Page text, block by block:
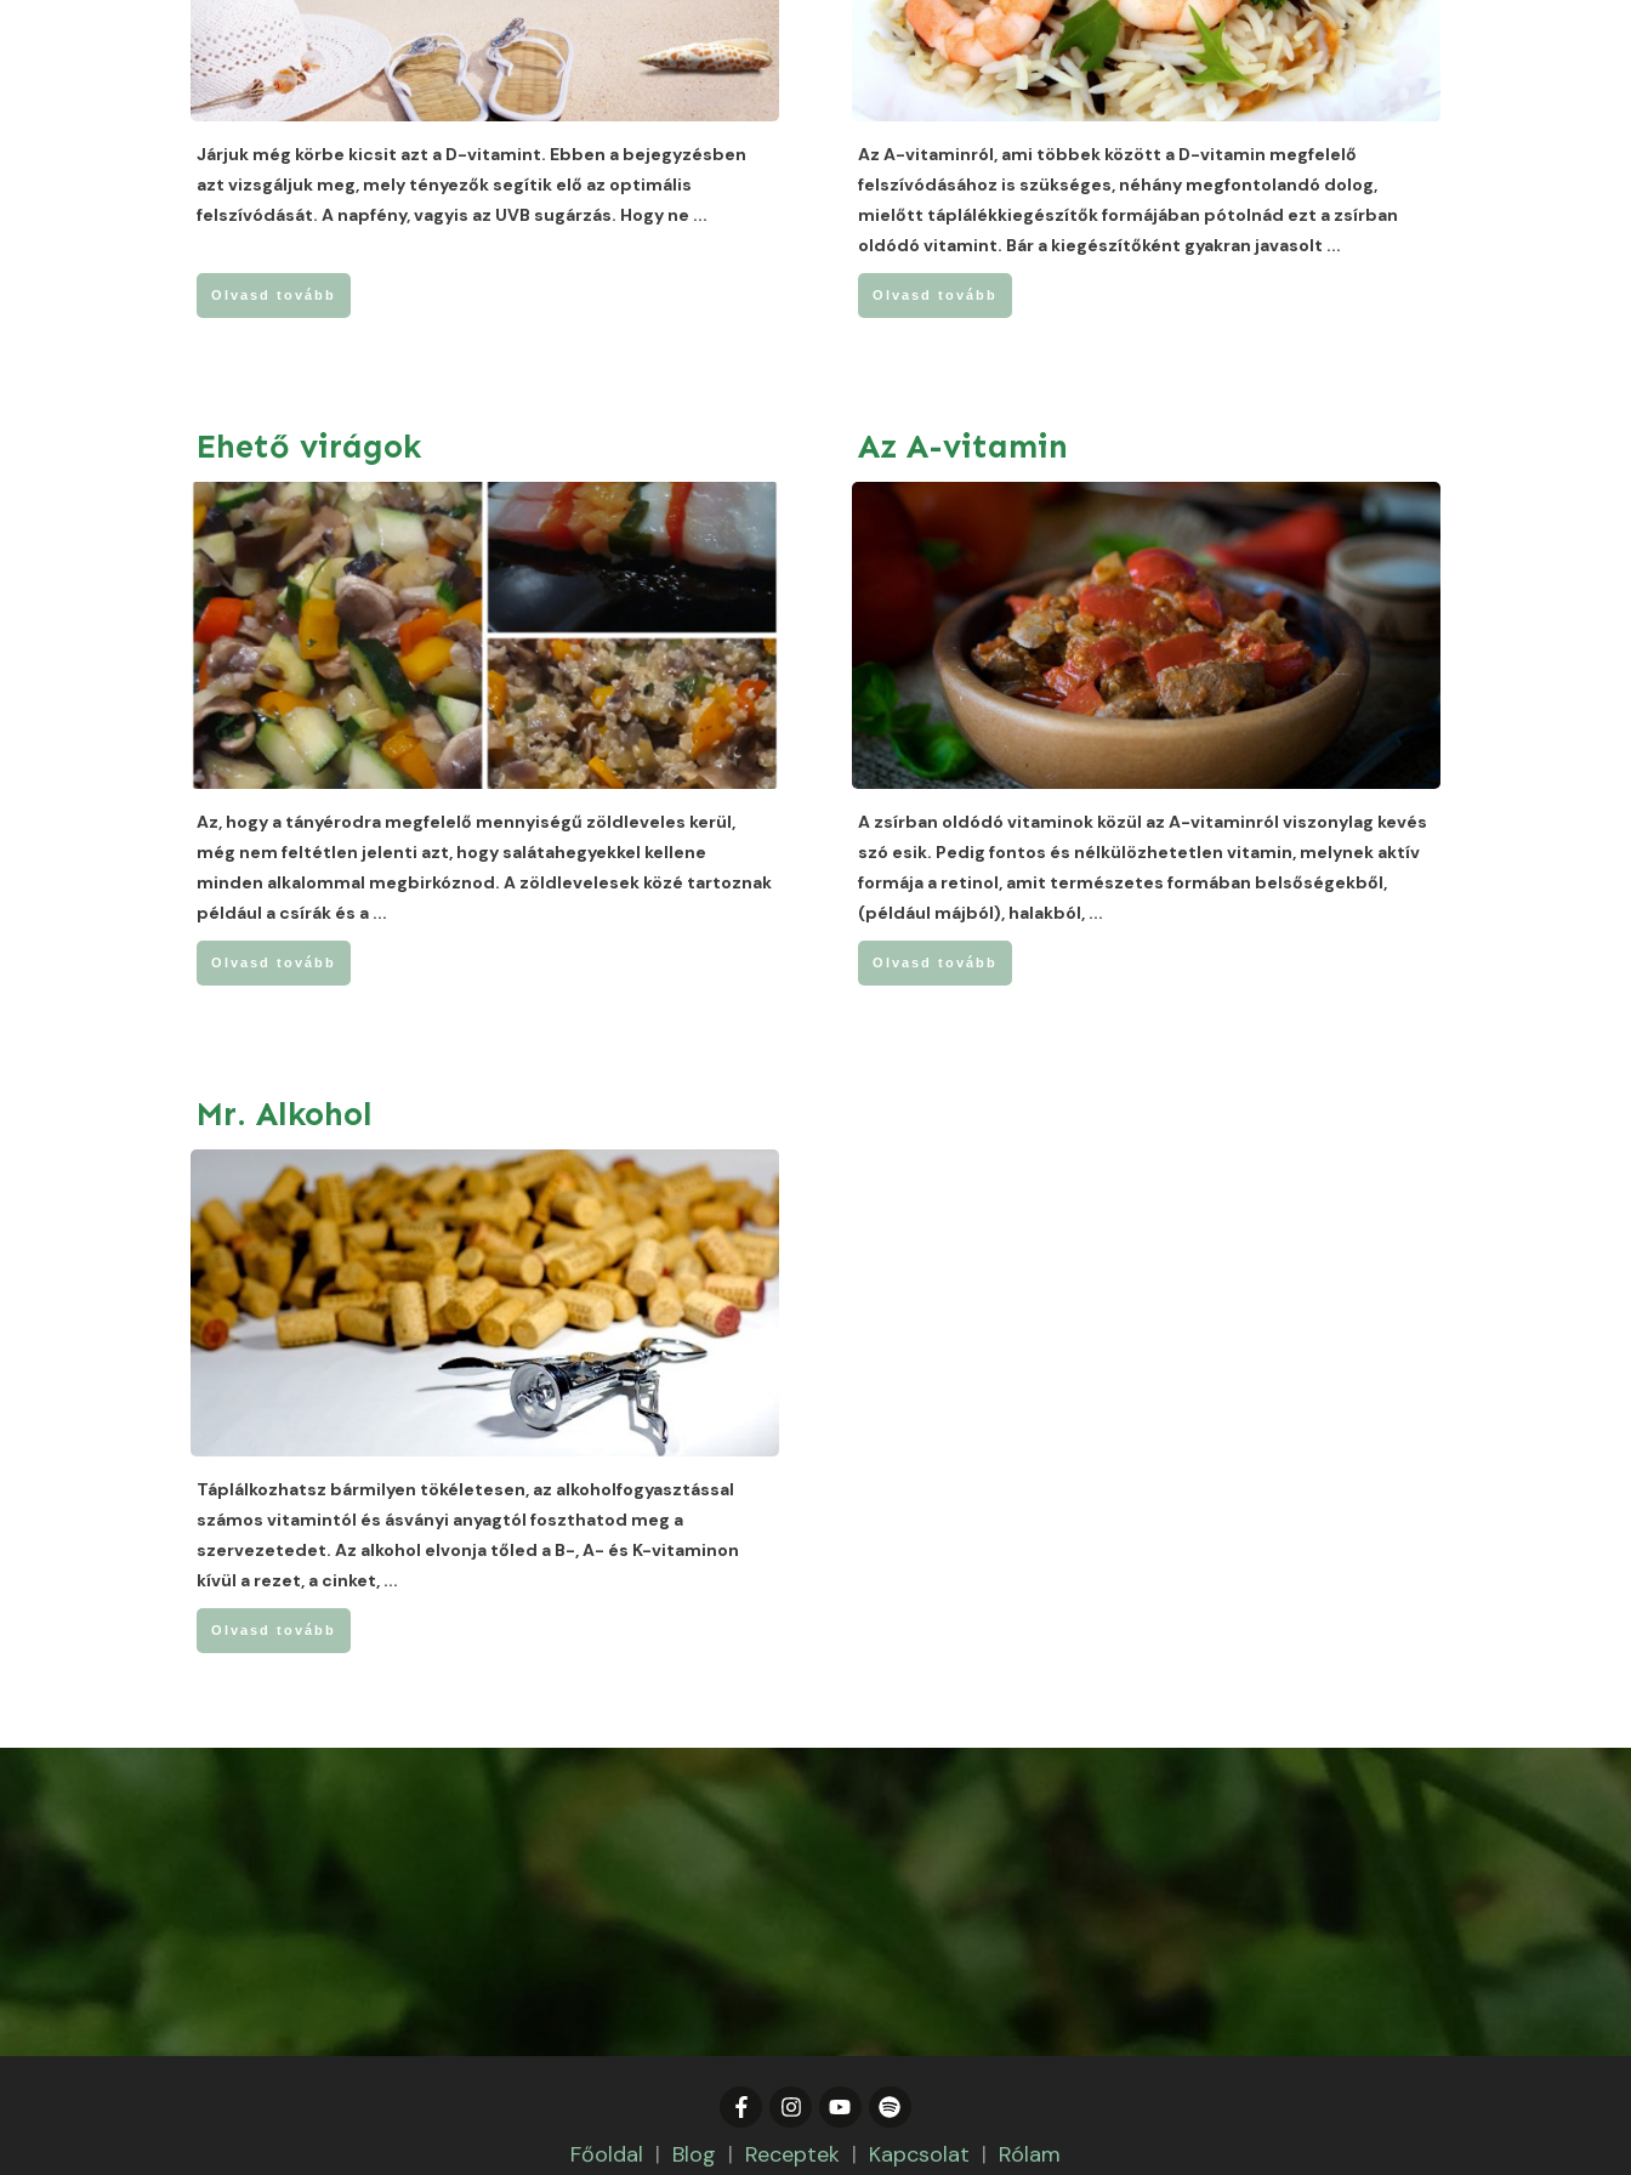
Járjuk még körbe kicsit azt a D-vitamint. Ebben a bejegyzésben
azt vizsgáljuk meg, mely tényezők segítik elő az optimális
felszívódását. A napfény, vagyis az UVB sugárzás. Hogy ne ...
Olvasd tovább
Az A-vitaminról, ami többek között a D-vitamin megfelelő
felszívódásához is szükséges, néhány megfontolandó dolog,
mielőtt táplálékkiegészítők formájában pótolnád ezt a zsírban
oldódó vitamint. Bár a kiegészítőként gyakran javasolt ...
Olvasd tovább
Ehető virágok
Az, hogy a tányérodra megfelelő mennyiségű zöldleveles kerül,
még nem feltétlen jelenti azt, hogy salátahegyekkel kellene
minden alkalommal megbirkóznod. A zöldlevelesek közé tartoznak
például a csírák és a ...
Olvasd tovább
Az A-vitamin
A zsírban oldódó vitaminok közül az A-vitaminról viszonylag kevés
szó esik. Pedig fontos és nélkülözhetetlen vitamin, melynek aktív
formája a retinol, amit természetes formában belsőségekből,
(például májból), halakból, ...
Olvasd tovább
Mr. Alkohol
Táplálkozhatsz bármilyen tökéletesen, az alkoholfogyasztással
számos vitamintól és ásványi anyagtól foszthatod meg a
szervezetedet. Az alkohol elvonja tőled a B-, A- és K-vitaminon
kívül a rezet, a cinket, ...
Olvasd tovább
Főoldal | Blog | Receptek | Kapcsolat | Rólam